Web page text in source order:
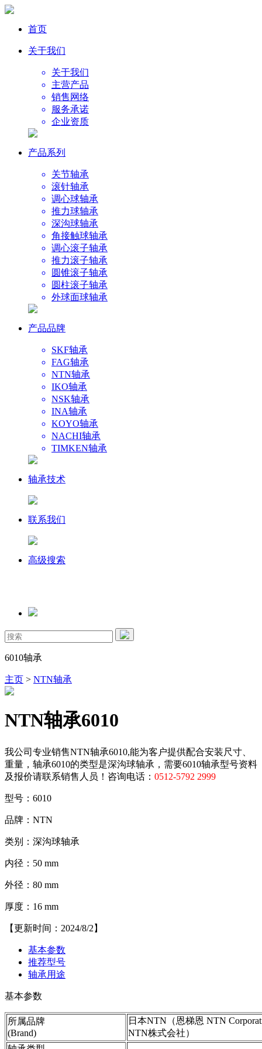
首页
关于我们
关于我们
主营产品
销售网络
服务承诺
企业资质
产品系列
关节轴承
滚针轴承
调心球轴承
推力球轴承
深沟球轴承
角接触球轴承
调心滚子轴承
推力滚子轴承
圆锥滚子轴承
圆柱滚子轴承
外球面球轴承
产品品牌
SKF轴承
FAG轴承
NTN轴承
IKO轴承
NSK轴承
INA轴承
KOYO轴承
NACHI轴承
TIMKEN轴承
轴承技术
联系我们
高级搜索
6010轴承
主页 > NTN轴承
NTN轴承6010
我公司专业销售NTN轴承6010,能为客户提供配合安装尺寸、
重量，轴承6010的类型是深沟球轴承，需要6010轴承型号资料
及报价请联系销售人员！咨询电话： 0512-5792 2999
型号：6010
品牌：NTN
类别：深沟球轴承
内径：50 mm
外径：80 mm
厚度：16 mm
【更新时间：2024/8/2】
基本参数
推荐型号
轴承用途
基本参数
所属品牌
(Brand)
日本NTN（恩梯恩 NTN
NTN株式会社）